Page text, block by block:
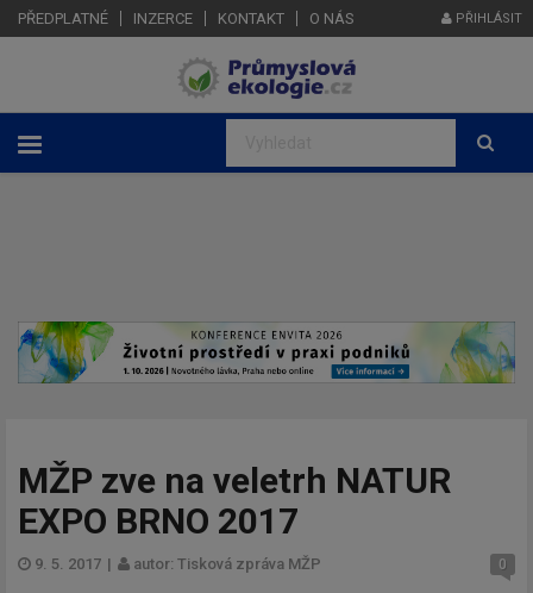
PŘEDPLATNÉ INZERCE KONTAKT O NÁS PŘIHLÁSIT
MŽP zve na veletrh NATUR
EXPO BRNO 2017
9. 5. 2017 | autor: Tisková zpráva MŽP 0